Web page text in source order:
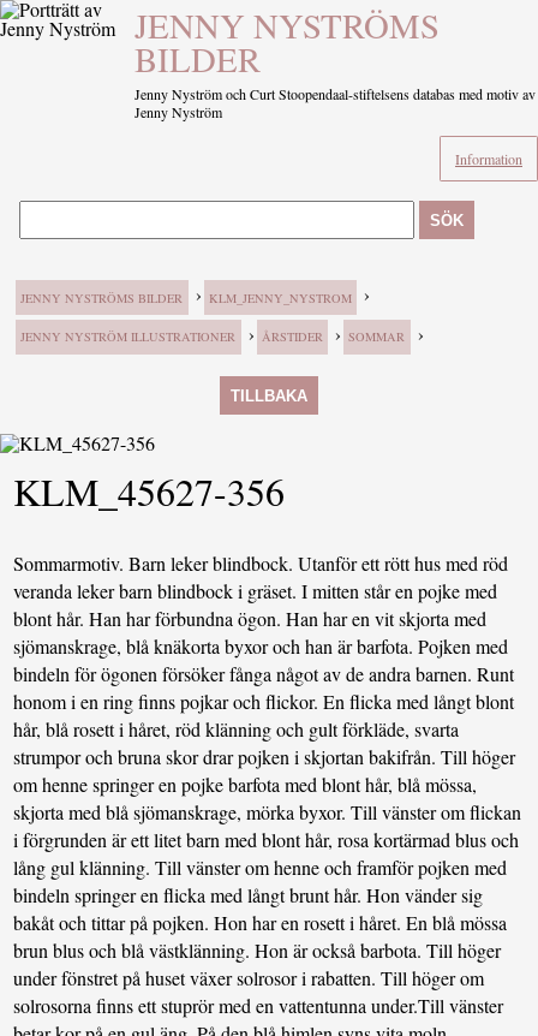
JENNY NYSTRÖMS
BILDER
Jenny Nyström och Curt Stoopendaal-stiftelsens databas med motiv av
Jenny Nyström
Information
SÖK
JENNY NYSTRÖMS BILDER › KLM_JENNY_NYSTROM ›
JENNY NYSTRÖM ILLUSTRATIONER › ÅRSTIDER › SOMMAR ›
TILLBAKA
KLM_45627-356
Sommarmotiv. Barn leker blindbock. Utanför ett rött hus med röd
veranda leker barn blindbock i gräset. I mitten står en pojke med
blont hår. Han har förbundna ögon. Han har en vit skjorta med
sjömanskrage, blå knäkorta byxor och han är barfota. Pojken med
bindeln för ögonen försöker fånga något av de andra barnen. Runt
honom i en ring finns pojkar och flickor. En flicka med långt blont
hår, blå rosett i håret, röd klänning och gult förkläde, svarta
strumpor och bruna skor drar pojken i skjortan bakifrån. Till höger
om henne springer en pojke barfota med blont hår, blå mössa,
skjorta med blå sjömanskrage, mörka byxor. Till vänster om flickan
i förgrunden är ett litet barn med blont hår, rosa kortärmad blus och
lång gul klänning. Till vänster om henne och framför pojken med
bindeln springer en flicka med långt brunt hår. Hon vänder sig
bakåt och tittar på pojken. Hon har en rosett i håret. En blå mössa
brun blus och blå västklänning. Hon är också barbota. Till höger
under fönstret på huset växer solrosor i rabatten. Till höger om
solrosorna finns ett stuprör med en vattentunna under.Till vänster